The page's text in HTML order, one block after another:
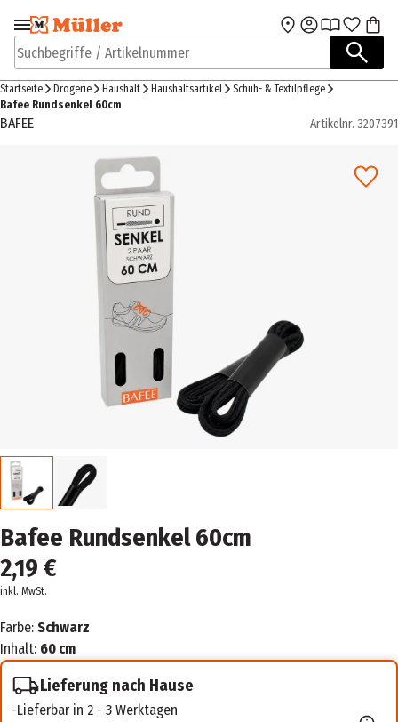
Zur Navigation
springen
Zum Hauptinhalt
Suchbegriffe / Artikelnummer
Startseite Drogerie Haushalt Haushaltsartikel
Schuh- & Textilpflege
Bafee Rundsenkel 60cm
BAFEE Artikelnr. 3207391
Bafee Rundsenkel 60cm
2,19 €
inkl. MwSt.
Farbe: Schwarz
Inhalt: 60 cm
Lieferung nach Hause
Lieferbar in 2 - 3 Werktagen